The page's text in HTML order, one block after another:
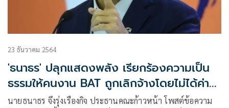
23 ธันวาคม 2564
'ธนาธร' ปลุกแสดงพลัง เรียกร้องความเป็น
ธรรมให้คนงาน BAT ถูกเลิกจ้างโดยไม่ได้ค่า
ชดเชย
นายธนาธร จึงรุ่งเรืองกิจ ประธานคณะก้าวหน้า โพสต์ข้อความ